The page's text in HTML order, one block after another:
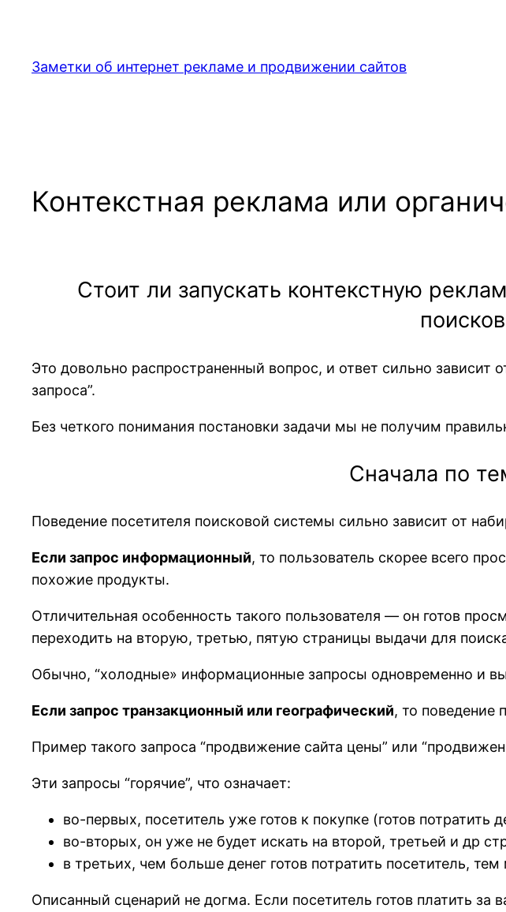
содержимому
Заметки об интернет рекламе и продвижении сайтов
Контекстная реклама или
Стоит ли запускать контекстную
Это довольно распространенный вопрос, и ответ сильно зависит
запроса”.
Без четкого понимания постановки задачи мы не получим
Сначала по
Поведение посетителя поисковой системы сильно зависит от
Если запрос информационный, то пользователь скорее всего
похожие продукты.
Отличительная особенность такого пользователя — он готов
переходить на вторую, третью, пятую страницы выдачи для
Обычно, “холодные» информационные запросы одновременно и
Если запрос транзакционный или географический, то поведение
Пример такого запроса “продвижение сайта цены” или
Эти запросы “горячие”, что означает:
во-первых, посетитель уже готов к покупке (готов потратить
во-вторых, он уже не будет искать на второй, третьей и др
в третьих, чем больше денег готов потратить посетитель,
Описанный сценарий не догма. Если посетитель готов платить